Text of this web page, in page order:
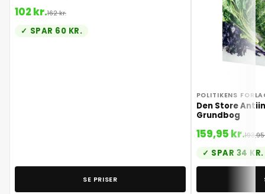
102 kr.162 kr.
SPAR 60 KR.
SE PRISER
POLITIKENS
Den Store
Grundbog
159,95 kr.
SPAR 34 KR.